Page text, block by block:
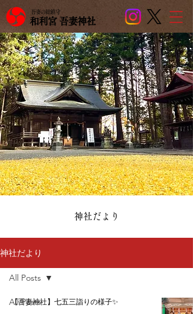
和利宮 吾妻神社
吾妻の総鎮守
​神社だより
神社だより
All Posts
All Posts
【吾妻神社】七五三詣りの様子✨